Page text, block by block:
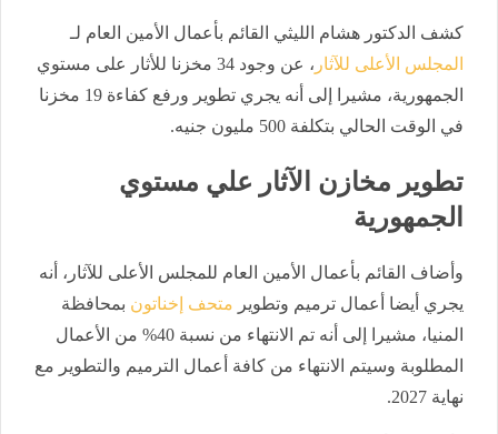
كشف الدكتور هشام الليثي القائم بأعمال الأمين العام لـ
المجلس الأعلى للآثار
، عن وجود 34 مخزنا للأثار على مستوي
الجمهورية، مشيرا إلى أنه يجري تطوير ورفع كفاءة 19 مخزنا
في الوقت الحالي بتكلفة 500 مليون جنيه.
تطوير مخازن الآثار علي مستوي
الجمهورية
وأضاف القائم بأعمال الأمين العام للمجلس الأعلى للآثار، أنه
يجري أيضا أعمال ترميم وتطوير متحف إخناتون بمحافظة
المنيا، مشيرا إلى أنه تم الانتهاء من نسبة 40% من الأعمال
المطلوبة وسيتم الانتهاء من كافة أعمال الترميم والتطوير مع
نهاية 2027.